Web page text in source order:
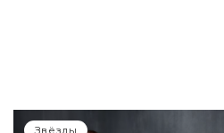
Звёзды